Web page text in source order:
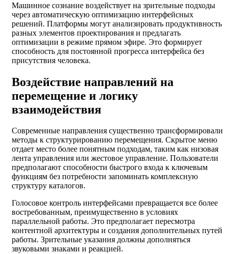
Машинное сознание воздействует на зрительные подходы
через автоматическую оптимизацию интерфейсных
решений. Платформы могут анализировать продуктивность
разных элементов проектирования и предлагать
оптимизации в режиме прямом эфире. Это формирует
способность для постоянной прогресса интерфейса без
присутствия человека.
Воздействие направлений на
перемещение и логику
взаимодействия
Современные направления существенно трансформировали
методы к структурированию перемещения. Скрытое меню
отдает место более понятным подходам, таким как низовая
лента управления или жестовое управление. Пользователи
предполагают способности быстрого входа к ключевым
функциям без потребности запоминать комплексную
структуру каталогов.
Голосовое контроль интерфейсами превращается все более
востребованным, преимущественно в условиях
параллельной работы. Это предполагает пересмотра
контентной архитектуры и создания дополнительных путей
работы. Зрительные указания должны дополняться
звуковыми знаками и реакцией.